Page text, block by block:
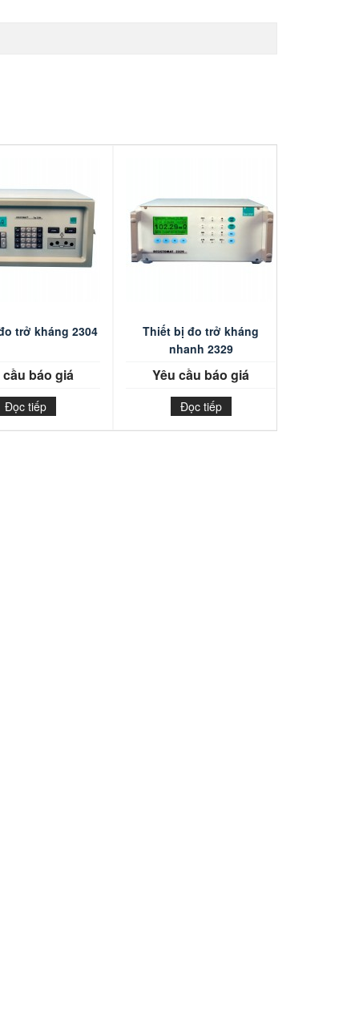
trở kháng 2304
cầu báo giá
Đọc tiếp
Thiết bị đo trở kháng
nhanh 2329
Yêu cầu báo giá
Đọc tiếp